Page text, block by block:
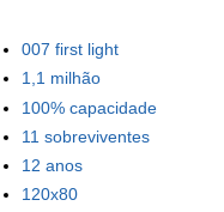
007 first light
1,1 milhão
100% capacidade
11 sobreviventes
12 anos
120x80